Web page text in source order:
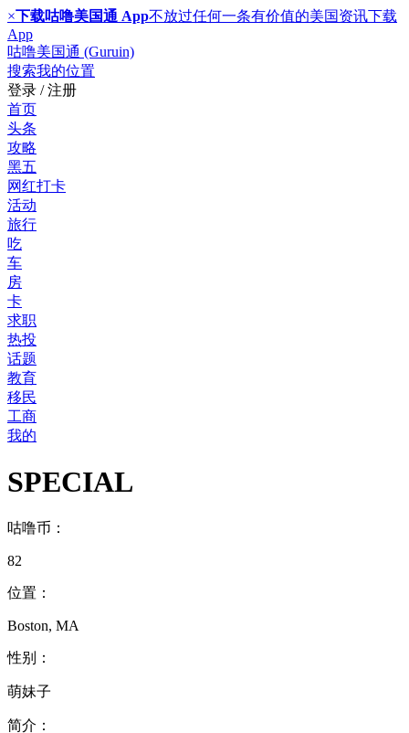
×下载咕噜美国通 App不放过任何一条有价值的美国资讯下载
App
咕噜美国通 (Guruin)
搜索我的位置
登录 / 注册
首页
头条
攻略
黑五
网红打卡
活动
旅行
吃
车
房
卡
求职
热投
话题
教育
移民
工商
我的
SPECIAL
咕噜币：
82
位置：
Boston, MA
性别：
萌妹子
简介：